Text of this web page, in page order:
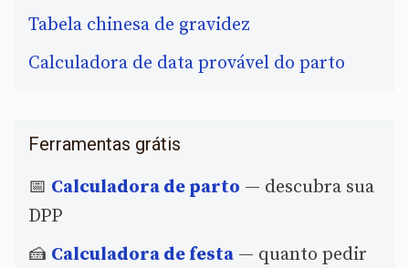
Tabela chinesa de gravidez
Calculadora de data provável do parto
Ferramentas grátis
📅 Calculadora de parto — descubra sua
DPP
🍰 Calculadora de festa — quanto pedir